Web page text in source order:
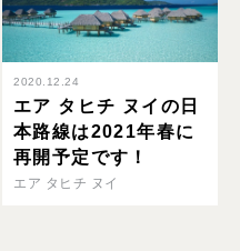
2020.12.24
エア タヒチ ヌイの日
本路線は2021年春に
再開予定です！
エア タヒチ ヌイ